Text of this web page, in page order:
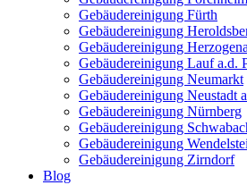
Gebäudereinigung Fürth
Gebäudereinigung
Gebäudereinigung
Gebäudereinigung Lauf a.d.
Gebäudereinigung Neumarkt
Gebäudereinigung Neustadt
Gebäudereinigung Nürnberg
Gebäudereinigung
Gebäudereinigung
Gebäudereinigung Zirndorf
Blog